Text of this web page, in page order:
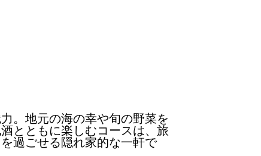
。地元の海の幸や旬の野菜を
とともに楽しむコースは、旅
過ごせる隠れ家的な一軒で